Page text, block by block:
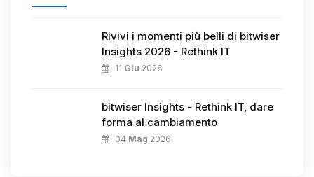
Rivivi i momenti più belli di bitwiser
Insights 2026 - Rethink IT
11 Giu 2026
bitwiser Insights - Rethink IT, dare
forma al cambiamento
04 Mag 2026